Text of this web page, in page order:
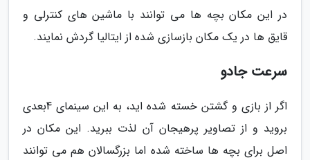
در این مکان بچه ها می توانند با ماشین های کنترلی و
قایق ها در یک مکان بازسازی شده از ایتالیا گردش نمایند.
سرعت جادو
اگر از بازی و گشتن خسته شده اید، به این سینمای 4بعدی
بروید و از تصاویر پرهیجان آن لذت ببرید. این مکان در
اصل برای بچه ها ساخته شده اما بزرگسالان هم می توانند